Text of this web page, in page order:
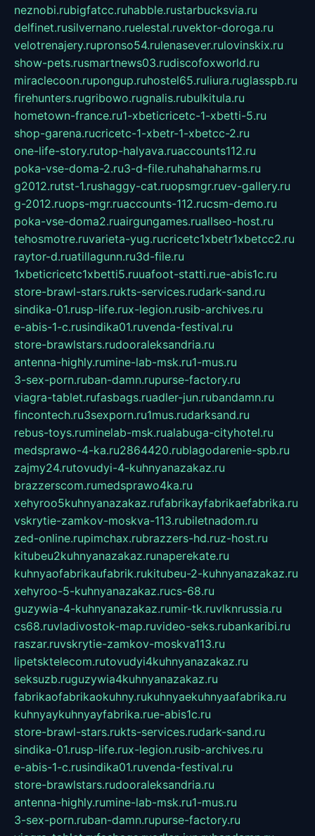
neznobi.rubigfatcc.ruhabble.rustarbucksvia.ru
delfinet.rusilvernano.ruelestal.ruvektor-doroga.ru
velotrenajery.rupronso54.rulenasever.rulovinskix.ru
show-pets.rusmartnews03.rudiscofoxworld.ru
miraclecoon.rupongup.ruhostel65.ruliura.ruglasspb.ru
firehunters.rugribowo.rugnalis.rubulkitula.ru
hometown-france.ru1-xbeticricetc-1-xbetti-5.ru
shop-garena.rucricetc-1-xbetr-1-xbetcc-2.ru
one-life-story.rutop-halyava.ruaccounts112.ru
poka-vse-doma-2.ru3-d-file.ruhahahaharms.ru
g2012.rutst-1.rushaggy-cat.ruopsmgr.ruev-gallery.ru
g-2012.ruops-mgr.ruaccounts-112.rucsm-demo.ru
poka-vse-doma2.ruairgungames.ruallseo-host.ru
tehosmotre.ruvarieta-yug.rucricetc1xbetr1xbetcc2.ru
raytor-d.ruatillagunn.ru3d-file.ru
1xbeticricetc1xbetti5.ruuafoot-statti.rue-abis1c.ru
store-brawl-stars.rukts-services.rudark-sand.ru
sindika-01.rusp-life.rux-legion.rusib-archives.ru
e-abis-1-c.rusindika01.ruvenda-festival.ru
store-brawlstars.rudooraleksandria.ru
antenna-highly.rumine-lab-msk.ru1-mus.ru
3-sex-porn.ruban-damn.rupurse-factory.ru
viagra-tablet.rufasbags.ruadler-jun.rubandamn.ru
fincontech.ru3sexporn.ru1mus.rudarksand.ru
rebus-toys.ruminelab-msk.rualabuga-cityhotel.ru
medsprawo-4-ka.ru2864420.rublagodarenie-spb.ru
zajmy24.rutovudyi-4-kuhnyanazakaz.ru
brazzerscom.rumedsprawo4ka.ru
xehyroo5kuhnyanazakaz.rufabrikayfabrikaefabrika.ru
vskrytie-zamkov-moskva-113.rubiletnadom.ru
zed-online.rupimchax.rubrazzers-hd.ruz-host.ru
kitubeu2kuhnyanazakaz.runaperekate.ru
kuhnyaofabrikaufabrik.rukitubeu-2-kuhnyanazakaz.ru
xehyroo-5-kuhnyanazakaz.rucs-68.ru
guzywia-4-kuhnyanazakaz.rumir-tk.ruvlknrussia.ru
cs68.ruvladivostok-map.ruvideo-seks.rubankaribi.ru
raszar.ruvskrytie-zamkov-moskva113.ru
lipetsktelecom.rutovudyi4kuhnyanazakaz.ru
seksuzb.ruguzywia4kuhnyanazakaz.ru
fabrikaofabrikaokuhny.rukuhnyaekuhnyaafabrika.ru
kuhnyaykuhnyayfabrika.rue-abis1c.ru
store-brawl-stars.rukts-services.rudark-sand.ru
sindika-01.rusp-life.rux-legion.rusib-archives.ru
e-abis-1-c.rusindika01.ruvenda-festival.ru
store-brawlstars.rudooraleksandria.ru
antenna-highly.rumine-lab-msk.ru1-mus.ru
3-sex-porn.ruban-damn.rupurse-factory.ru